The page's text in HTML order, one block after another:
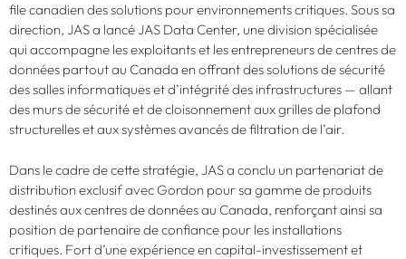
file canadien des solutions pour environnements critiques. Sous sa
direction, JAS a lancé JAS Data Center, une division spécialisée
qui accompagne les exploitants et les entrepreneurs de centres de
données partout au Canada en offrant des solutions de sécurité
des salles informatiques et d’intégrité des infrastructures — allant
des murs de sécurité et de cloisonnement aux grilles de plafond
structurelles et aux systèmes avancés de filtration de l’air.
Dans le cadre de cette stratégie, JAS a conclu un partenariat de
distribution exclusif avec Gordon pour sa gamme de produits
destinés aux centres de données au Canada, renforçant ainsi sa
position de partenaire de confiance pour les installations
critiques. Fort d’une expérience en capital-investissement et